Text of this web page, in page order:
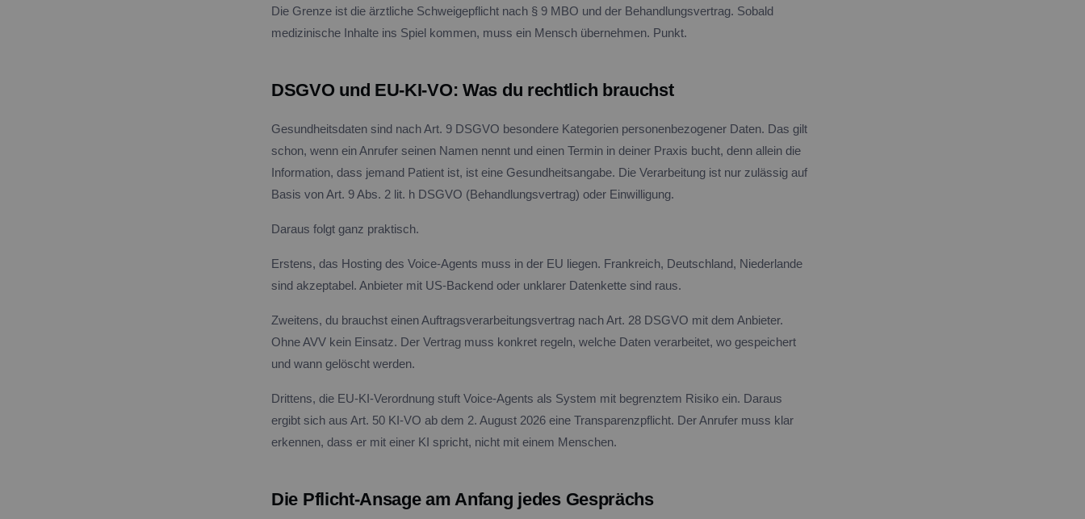
Die Grenze ist die ärztliche Schweigepflicht nach § 9 MBO und der Behandlungsvertrag. Sobald
medizinische Inhalte ins Spiel kommen, muss ein Mensch übernehmen. Punkt.
DSGVO und EU-KI-VO: Was du rechtlich brauchst
Gesundheitsdaten sind nach Art. 9 DSGVO besondere Kategorien personenbezogener Daten. Das gilt
schon, wenn ein Anrufer seinen Namen nennt und einen Termin in deiner Praxis bucht, denn allein die
Information, dass jemand Patient ist, ist eine Gesundheitsangabe. Die Verarbeitung ist nur zulässig auf
Basis von Art. 9 Abs. 2 lit. h DSGVO (Behandlungsvertrag) oder Einwilligung.
Daraus folgt ganz praktisch.
Erstens, das Hosting des Voice-Agents muss in der EU liegen. Frankreich, Deutschland, Niederlande
sind akzeptabel. Anbieter mit US-Backend oder unklarer Datenkette sind raus.
Zweitens, du brauchst einen Auftragsverarbeitungsvertrag nach Art. 28 DSGVO mit dem Anbieter.
Ohne AVV kein Einsatz. Der Vertrag muss konkret regeln, welche Daten verarbeitet, wo gespeichert
und wann gelöscht werden.
Drittens, die EU-KI-Verordnung stuft Voice-Agents als System mit begrenztem Risiko ein. Daraus
ergibt sich aus Art. 50 KI-VO ab dem 2. August 2026 eine Transparenzpflicht. Der Anrufer muss klar
erkennen, dass er mit einer KI spricht, nicht mit einem Menschen.
Die Pflicht-Ansage am Anfang jedes Gesprächs